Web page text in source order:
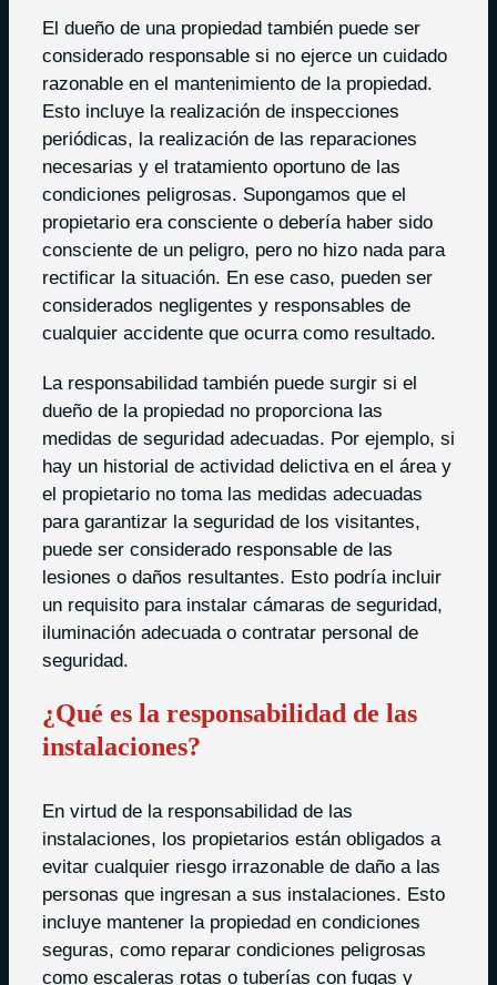
El dueño de una propiedad también puede ser
considerado responsable si no ejerce un cuidado
razonable en el mantenimiento de la propiedad.
Esto incluye la realización de inspecciones
periódicas, la realización de las reparaciones
necesarias y el tratamiento oportuno de las
condiciones peligrosas. Supongamos que el
propietario era consciente o debería haber sido
consciente de un peligro, pero no hizo nada para
rectificar la situación. En ese caso, pueden ser
considerados negligentes y responsables de
cualquier accidente que ocurra como resultado.
La responsabilidad también puede surgir si el
dueño de la propiedad no proporciona las
medidas de seguridad adecuadas. Por ejemplo, si
hay un historial de actividad delictiva en el área y
el propietario no toma las medidas adecuadas
para garantizar la seguridad de los visitantes,
puede ser considerado responsable de las
lesiones o daños resultantes. Esto podría incluir
un requisito para instalar cámaras de seguridad,
iluminación adecuada o contratar personal de
seguridad.
¿Qué es la responsabilidad de las
instalaciones?
En virtud de la responsabilidad de las
instalaciones, los propietarios están obligados a
evitar cualquier riesgo irrazonable de daño a las
personas que ingresan a sus instalaciones. Esto
incluye mantener la propiedad en condiciones
seguras, como reparar condiciones peligrosas
como escaleras rotas o tuberías con fugas y